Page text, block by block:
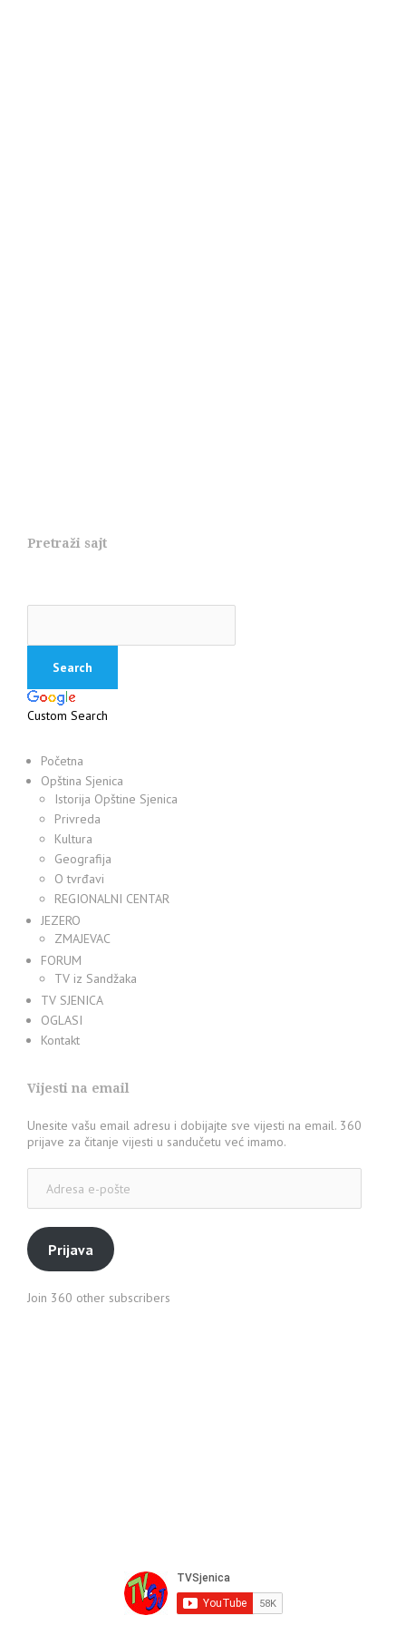
Pretraži sajt
Custom Search
Početna
Opština Sjenica
Istorija Opštine Sjenica
Privreda
Kultura
Geografija
O tvrđavi
REGIONALNI CENTAR
JEZERO
ZMAJEVAC
FORUM
TV iz Sandžaka
TV SJENICA
OGLASI
Kontakt
Vijesti na email
Unesite vašu email adresu i dobijajte sve vijesti na email. 360
prijave za čitanje vijesti u sandučetu već imamo.
pošte
Prijava
Join 360 other subscribers